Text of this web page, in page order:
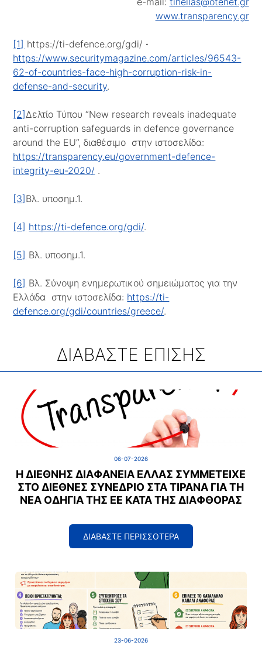
www.transparency.gr
[1] https://ti-defence.org/gdi/ ·
https://www.securitymagazine.com/articles/96543-
62-of-countries-face-high-corruption-risk-in-
defense-and-security.
[2]Δελτίο Τύπου “New research reveals inadequate
anti-corruption safeguards in defence governance
around the EU”, διαθέσιμο στην ιστοσελίδα:
https://transparency.eu/government-defence-
integrity-eu-2020/ .
[3] Βλ. υποσημ.1.
[4] https://ti-defence.org/gdi/.
[5] Βλ. υποσημ.1.
[6] Βλ. Σύνοψη ενημερωτικού σημειώματος για την
Ελλάδα στην ιστοσελίδα: https://ti-
defence.org/gdi/countries/greece/.
ΔΙΑΒΑΣΤΕ ΕΠΙΣΗΣ
06-07-2026
Η ΔΙΕΘΝΉΣ ΔΙΑΦΆΝΕΙΑ ΕΛΛΆΣ ΣΥΜΜΕΤΕΊΧΕ
ΣΤΟ ΔΙΕΘΝΈΣ ΣΥΝΈΔΡΙΟ ΣΤΑ ΤΊΡΑΝΑ ΓΙΑ ΤΗ
ΝΈΑ ΟΔΗΓΊΑ ΤΗΣ ΕΕ ΚΑΤΆ ΤΗΣ ΔΙΑΦΘΟΡΆΣ
ΔΙΑΒΑΣΤΕ ΠΕΡΙΣΣΟΤΕΡΑ
23-06-2026